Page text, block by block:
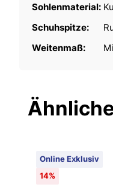
Sohlenmaterial:
Schuhspitze:
Weitenmaß:
Online Exklusiv
14%